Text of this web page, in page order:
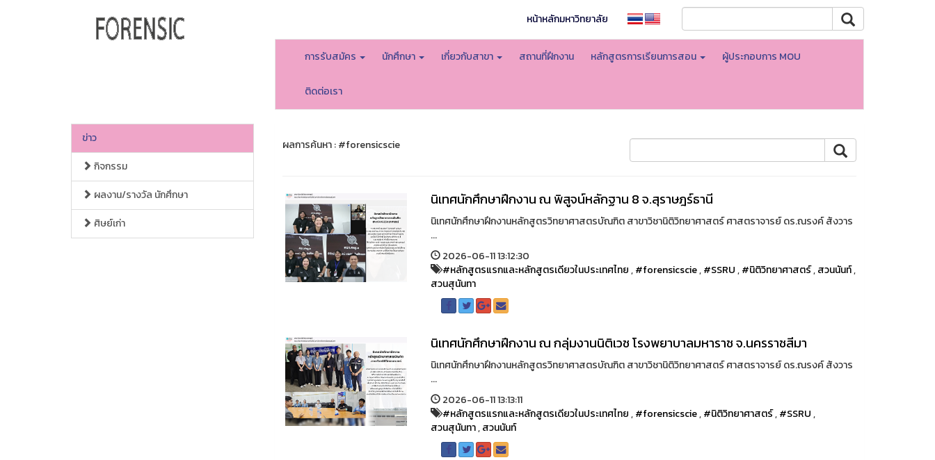
หน้าหลักมหาวิทยาลัย
การรับสมัคร นักศึกษา เกี่ยวกับสาขา สถานที่ฝึกงาน หลักสูตรการเรียนการสอน ผู้ประกอบการ MOU
ติดต่อเรา
ข่าว
กิจกรรม
ผลงาน/รางวัล นักศึกษา
ศิษย์เก่า
ผลการค้นหา : #forensicscie
นิเทศนักศึกษาฝึกงาน ณ พิสูจน์หลักฐาน 8 จ.สุราษฎร์ธานี
นิเทศนักศึกษาฝึกงานหลักสูตรวิทยาศาสตรบัณฑิต สาขาวิชานิติวิทยาศาสตร์ ศาสตราจารย์ ดร.ณรงค์ สังวาร
...
2026-06-11 13:12:30
#หลักสูตรแรกและหลักสูตรเดียวในประเทศไทย,#forensicscie,#SSRU,#นิติวิทยาศาสตร์,สวนนันท์,
สวนสุนันทา
นิเทศนักศึกษาฝึกงาน ณ กลุ่มงานนิติเวช โรงพยาบาลมหาราช จ.นครราชสีมา
นิเทศนักศึกษาฝึกงานหลักสูตรวิทยาศาสตรบัณฑิต สาขาวิชานิติวิทยาศาสตร์ ศาสตราจารย์ ดร.ณรงค์ สังวาร
...
2026-06-11 13:13:11
#หลักสูตรแรกและหลักสูตรเดียวในประเทศไทย,#forensicscie,#นิติวิทยาศาสตร์,#SSRU,
สวนสุนันทา,สวนนันท์